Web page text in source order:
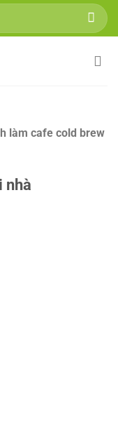
làm cafe cold brew
nhà